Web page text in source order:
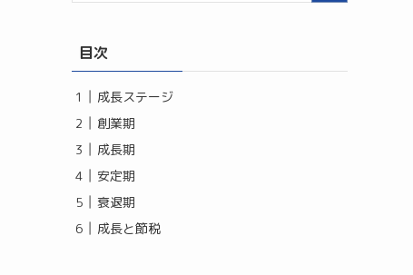
目次
成長ステージ
創業期
成長期
安定期
衰退期
成長と節税